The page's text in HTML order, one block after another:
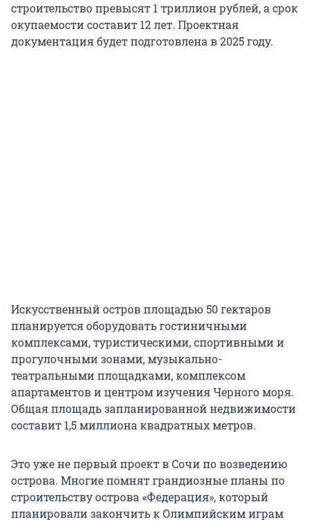
строительство превысят 1 триллион рублей, а срок
окупаемости составит 12 лет. Проектная
документация будет подготовлена в 2025 году.
Искусственный остров площадью 50 гектаров
планируется оборудовать гостиничными
комплексами, туристическими, спортивными и
прогулочными зонами, музыкально-
театральными площадками, комплексом
апартаментов и центром изучения Черного моря.
Общая площадь запланированной недвижимости
составит 1,5 миллиона квадратных метров.
Это уже не первый проект в Сочи по возведению
острова. Многие помнят грандиозные планы по
строительству острова «Федерация», который
планировали закончить к Олимпийским играм